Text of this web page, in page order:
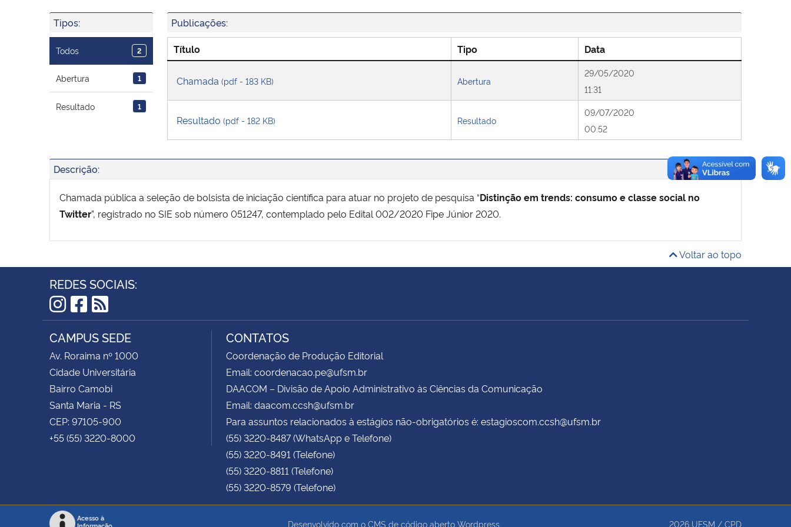
Tipos:
Todos 2
Abertura 1
Resultado 1
Publicações:
Título Tipo Data
Chamada (pdf - 183 KB) Abertura
29/05/2020
11:31
Resultado (pdf - 182 KB) Resultado
09/07/2020
00:52
Descrição:
Chamada pública a seleção de bolsista de iniciação científica para atuar no projeto de pesquisa “Distinção em trends: consumo e classe social no
Twitter”, registrado no SIE sob número 051247, contemplado pelo Edital 002/2020 Fipe Júnior 2020.
Voltar ao topo
REDES SOCIAIS:
Instagram
Facebook
RSS
CAMPUS SEDE
Av. Roraima nº 1000
Cidade Universitária
Bairro Camobi
Santa Maria - RS
CEP: 97105-900
+55 (55) 3220-8000
CONTATOS
Coordenação de Produção Editorial
Email: coordenacao.pe@ufsm.br
DAACOM – Divisão de Apoio Administrativo às Ciências da Comunicação
Email: daacom.ccsh@ufsm.br
Para assuntos relacionados à estágios não-obrigatórios é: estagioscom.ccsh@ufsm.br
(55) 3220-8487 (WhatsApp e Telefone)
(55) 3220-8491 (Telefone)
(55) 3220-8811 (Telefone)
(55) 3220-8579 (Telefone)
Acesso à
Desenvolvido com o CMS de código aberto Wordpress 2026 UFSM / CPD